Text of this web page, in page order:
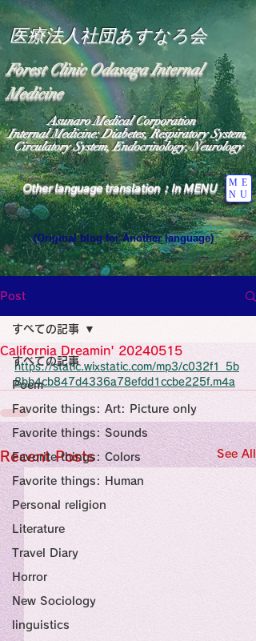
医療法人社団あすなろ会
Forest Clinic Odasaga Internal
Medicine
Other language translation：In MENU
ME
NU
Asunaro Medical Corporation
Internal Medicine: Diabetes, Respiratory System,
Circulatory System, Endocrinology, Neurology
(Original blog for Another language)
Heavens: Beyond the Universe: The World
the God of Light Resides"
Medicine Specialist
Specialist
Wide Blog
Medicine
Religion
Post
すべての記事
Poem
Favorite things: Art: Picture only
Favorite things: Sounds
Favorite things: Colors
Favorite things: Human
Personal religion
Literature
Travel Diary
Horror
New Sociology
linguistics
すべての記事
California Dreamin' 20240515
https://static.wixstatic.com/mp3/c032f1_5b
8bb4cb847d4336a78efdd1ccbe225f.m4a
Recent Posts See All